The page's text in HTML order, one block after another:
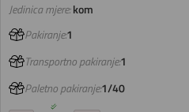
Jedinica mjere:kom
Pakiranje:1
Transportno pakiranje:1
Paletno pakiranje:1/40